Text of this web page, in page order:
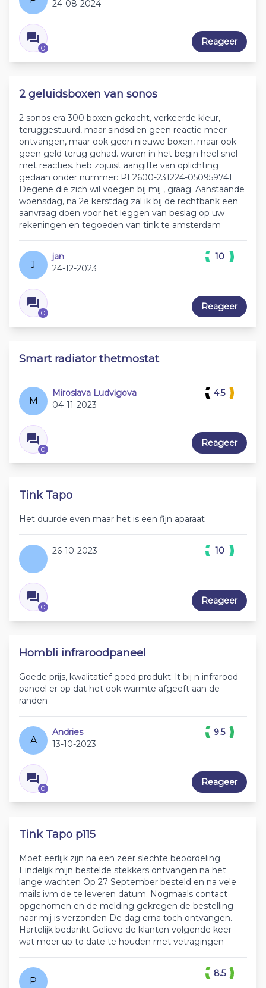
24-08-2024
0
Reageer
2 geluidsboxen van sonos
2 sonos era 300 boxen gekocht, verkeerde kleur,
teruggestuurd, maar sindsdien geen reactie meer
ontvangen, maar ook geen nieuwe boxen, maar ook
geen geld terug gehad. waren in het begin heel snel
met reacties. heb zojuist aangifte van oplichting
gedaan onder nummer: PL2600-231224-050959741
Degene die zich wil voegen bij mij , graag. Aanstaande
woensdag, na 2e kerstdag zal ik bij de rechtbank een
aanvraag doen voor het leggen van beslag op uw
rekeningen en tegoeden van tink te amsterdam
J
jan
24-12-2023
0
10
Reageer
Smart radiator thetmostat
M
Miroslava Ludvigova
04-11-2023
0
4.5
Reageer
Tink Tapo
Het duurde even maar het is een fijn aparaat
26-10-2023
0
10
Reageer
Hombli infraroodpaneel
Goede prijs, kwalitatief goed produkt: lt bij n infrarood
paneel er op dat het ook warmte afgeeft aan de
randen
A
Andries
13-10-2023
0
9.5
Reageer
Tink Tapo p115
Moet eerlijk zijn na een zeer slechte beoordeling
Eindelijk mijn bestelde stekkers ontvangen na het
lange wachten Op 27 September besteld en na vele
mails ivm de te leveren datum. Nogmaals contact
opgenomen en de melding gekregen de bestelling
naar mij is verzonden De dag erna toch ontvangen.
Hartelijk bedankt Gelieve de klanten volgende keer
wat meer up to date te houden met vetragingen
P
8.5